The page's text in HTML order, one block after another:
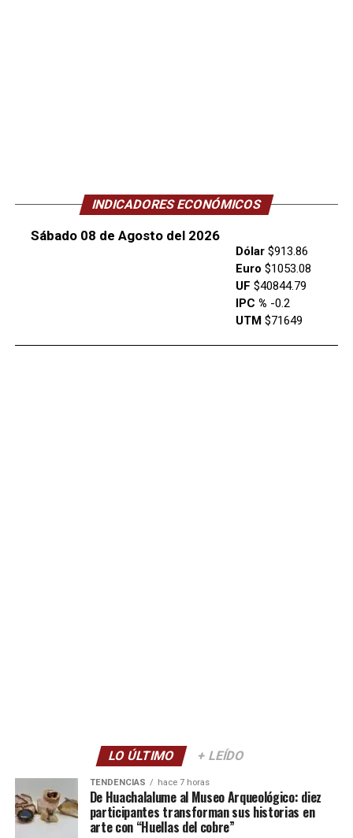
INDICADORES ECONÓMICOS
Sábado 08 de Agosto del 2026
Dólar$913.86
Euro $1053.08
UF $40844.79
IPC % -0.2
UTM $71649
LO ÚLTIMO + LEÍDO
TENDENCIAS hace 7 horas
De Huachalalume al Museo Arqueológico: diez
participantes transforman sus historias en
arte con “Huellas del cobre”